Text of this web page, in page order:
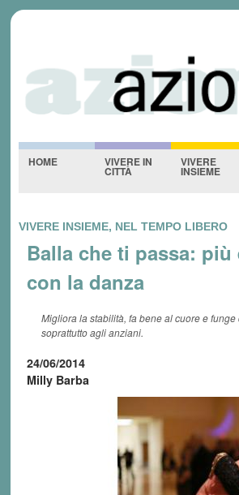
Azioniquotidiane
HOME VIVERE IN
CITTÀ
VIVERE
INSIEME
VIVERE INSIEME, NEL TEMPO LIBERO
Balla che ti passa:
con la danza
Migliora la stabilità, fa bene al cuore e
soprattutto agli anziani.
24/06/2014
Milly Barba